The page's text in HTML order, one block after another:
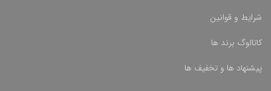
شرایط و قوانین
کاتالوگ برند ها
پیشنهاد ها و تخفیف ها